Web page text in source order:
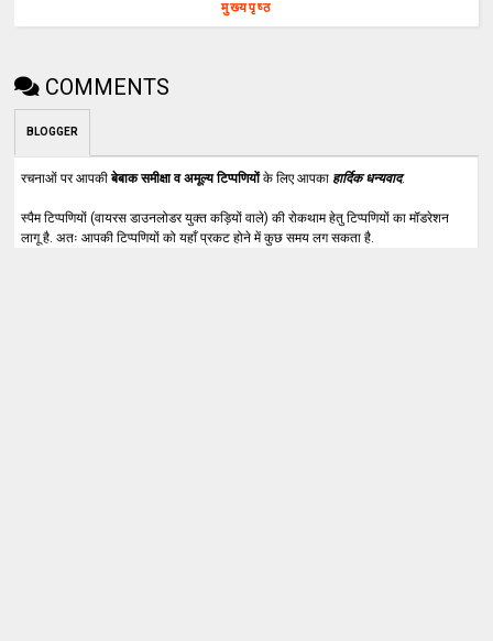
मुख्यपृष्ठ
COMMENTS
BLOGGER
रचनाओं पर आपकीबेबाक समीक्षा व अमूल्य टिप्पणियोंके लिए आपका हार्दिक धन्यवाद.
स्पैम टिप्पणियों (वायरस डाउनलोडर युक्त कड़ियों वाले) की रोकथाम हेतु टिप्पणियों का मॉडरेशन
लागू है. अतः आपकी टिप्पणियों को यहाँ प्रकट होने में कुछ समय लग सकता है.